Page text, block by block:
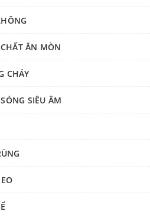
ĂN MÒN
CHÁY
SIÊU ÂM